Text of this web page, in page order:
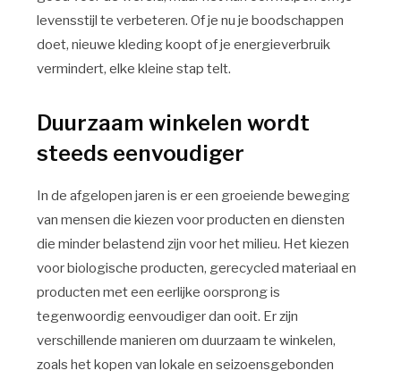
levensstijl te verbeteren. Of je nu je boodschappen
doet, nieuwe kleding koopt of je energieverbruik
vermindert, elke kleine stap telt.
Duurzaam winkelen wordt
steeds eenvoudiger
In de afgelopen jaren is er een groeiende beweging
van mensen die kiezen voor producten en diensten
die minder belastend zijn voor het milieu. Het kiezen
voor biologische producten, gerecycled materiaal en
producten met een eerlijke oorsprong is
tegenwoordig eenvoudiger dan ooit. Er zijn
verschillende manieren om duurzaam te winkelen,
zoals het kopen van lokale en seizoensgebonden